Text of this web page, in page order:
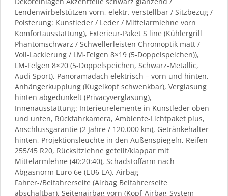
Lendenwirbelstützen vorn, elektr. verstellbar / Sitzbezug /
Polsterung: Kunstleder / Leder / Mittelarmlehne vorn
Komfortausstattung), Exterieur-Paket S line (Kühlergrill
Phantomschwarz / Schwellerleisten Chromoptik matt /
Voll-Lackierung / LM-Felgen 8×19 (5-Doppelspeichen)),
LM-Felgen 8×20 (5-Doppelspeichen, Schwarz-Metallic,
Audi Sport), Panoramadach elektrisch – vorn und hinten,
Anhängerkupplung (Kugelkopf schwenkbar), Verglasung
hinten abgedunkelt (Privacyverglasung),
Innenausstattung: Interieurelemente in Kunstleder oben
und unten, Rückfahrkamera, Ambiente-Lichtpaket plus,
Anschlussgarantie (2 Jahre / 120.000 km), Getränkehalter
hinten, Projektionsleuchte in den Außenspiegeln, Reifen
255/45 R20, Rücksitzlehne geteilt/klappar mit
Mittelarmlehne (40:20:40), Schadstoffarm nach
Abgasnorm Euro 6e (EU6 EA), Airbag
Fahrer-/Beifahrerseite (Airbag Beifahrerseite
abschaltbar), Seitenairbag vorn (Kopf-Airbag-System